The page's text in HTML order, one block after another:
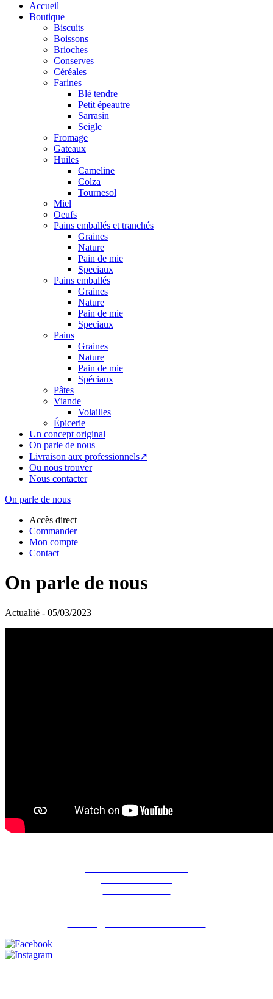
Accueil
Boutique
Biscuits
Boissons
Brioches
Conserves
Céréales
Farines
Blé tendre
Petit épeautre
Sarrasin
Seigle
Fromage
Gateaux
Huiles
Cameline
Colza
Tournesol
Miel
Oeufs
Pains emballés et tranchés
Graines
Nature
Pain de mie
Speciaux
Pains emballés
Graines
Nature
Pain de mie
Speciaux
Pains
Graines
Nature
Pain de mie
Spéciaux
Pâtes
Viande
Volailles
Épicerie
Un concept original
On parle de nous
Livraison aux professionnels↗
Ou nous trouver
Nous contacter
On parle de nous
Accès direct
Commander
Mon compte
Contact
On parle de nous
Actualité - 05/03/2023